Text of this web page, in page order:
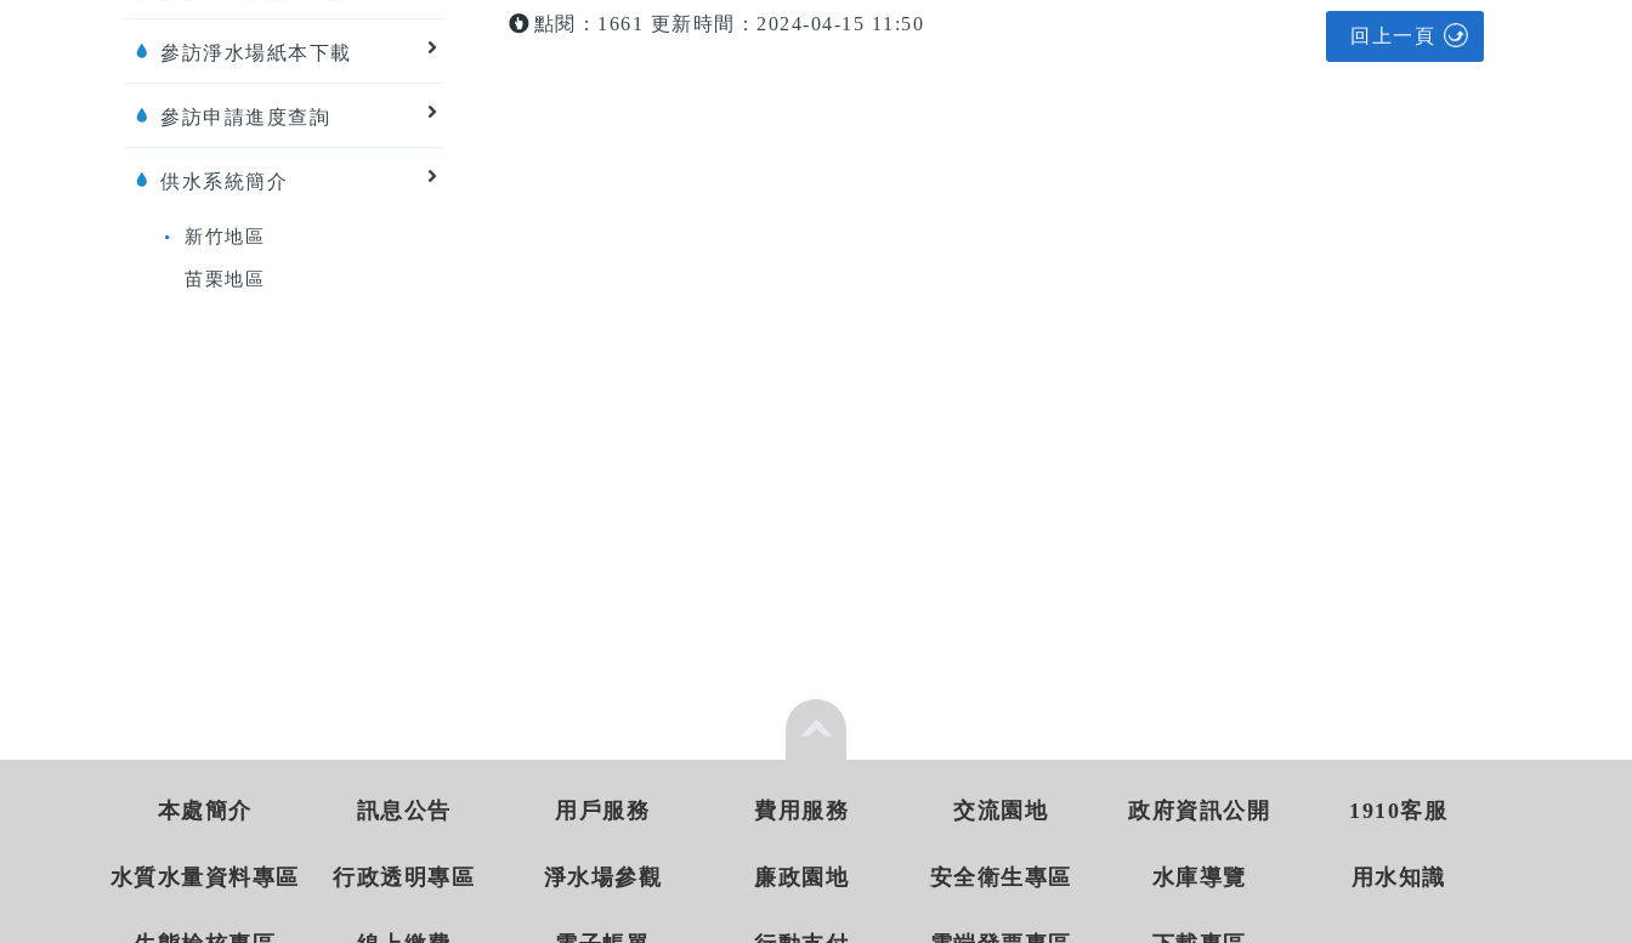
參訪淨水場紙本下載
參訪申請進度查詢
供水系統簡介
新竹地區
苗栗地區
點閱：1661 更新時間：2024-04-15 11:50
回上一頁
本處簡介 訊息公告 用戶服務 費用服務 交流園地 政府資訊公開 1910客服
水質水量資料專區 行政透明專區 淨水場參觀 廉政園地 安全衛生專區 水庫導覽 用水知識